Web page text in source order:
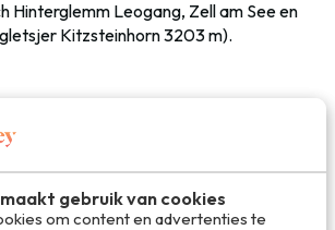
gebruik van cookies
om content en advertenties te
Hinterglemm Leogang, Zell am See en
Kitzsteinhorn 3203 m).
Deel via E-mail